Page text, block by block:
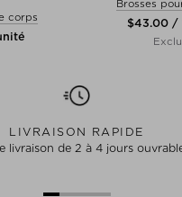
corps
Brosses
$‌43.00 /
LIVRAISON RAPIDE
livraison de 2 à 4 jours